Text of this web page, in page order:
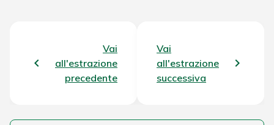
Vai
all'estrazione
precedente
Vai
all'estrazione
successiva